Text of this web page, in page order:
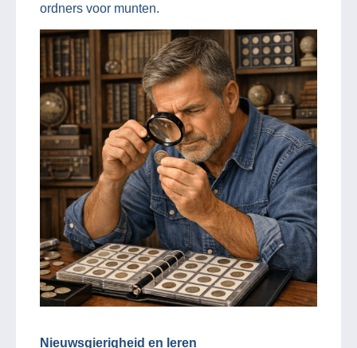
ordners voor munten.
Nieuwsgierigheid en leren